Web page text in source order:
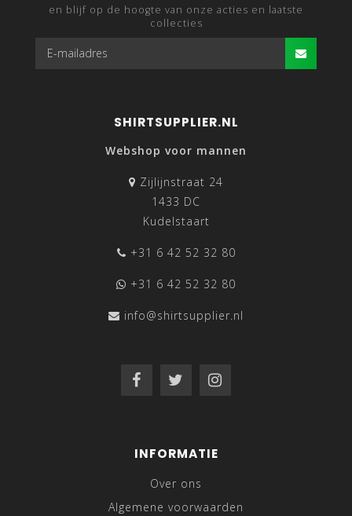
en blijf op de hoogte van onze acties en laatste
collecties
SHIRTSUPPLIER.NL
Webshop voor mannen
Zijlijnstraat 24
1433 DC
Kudelstaart
+31 6 42 52 32 80
+31 6 42 52 32 80
info@shirtsupplier.nl
INFORMATIE
Over ons
Algemene voorwaarden